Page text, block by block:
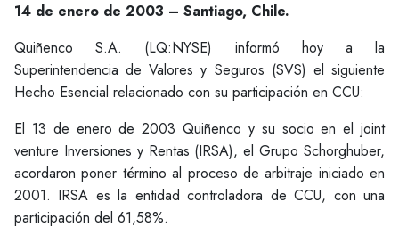
14 de enero de 2003 – Santiago, Chile.
Quiñenco S.A. (LQ:NYSE) informó hoy a la
Superintendencia de Valores y Seguros (SVS) el siguiente
Hecho Esencial relacionado con su participación en CCU:
El 13 de enero de 2003 Quiñenco y su socio en el joint
venture Inversiones y Rentas (IRSA), el Grupo Schorghuber,
acordaron poner término al proceso de arbitraje iniciado en
2001. IRSA es la entidad controladora de CCU, con una
participación del 61,58%.